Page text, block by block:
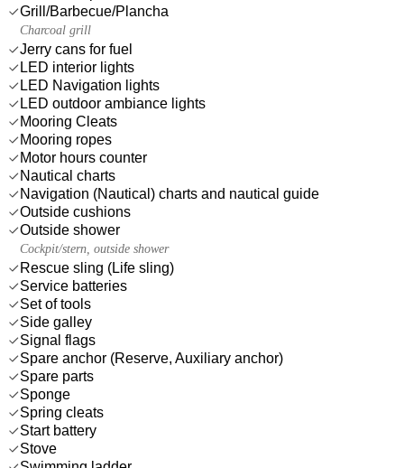
Grill/Barbecue/Plancha
Charcoal grill
Jerry cans for fuel
LED interior lights
LED Navigation lights
LED outdoor ambiance lights
Mooring Cleats
Mooring ropes
Motor hours counter
Nautical charts
Navigation (Nautical) charts and nautical guide
Outside cushions
Outside shower
Cockpit/stern, outside shower
Rescue sling (Life sling)
Service batteries
Set of tools
Side galley
Signal flags
Spare anchor (Reserve, Auxiliary anchor)
Spare parts
Sponge
Spring cleats
Start battery
Stove